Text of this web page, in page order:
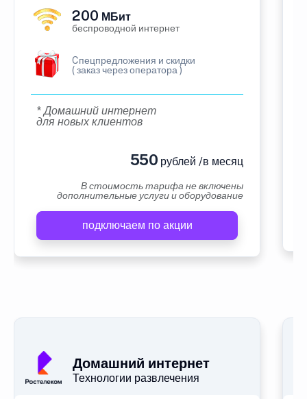
200 МБит
беспроводной интернет
Cпецпредложения и скидки
( заказ через оператора )
* Домашний интернет
для новых клиентов
550 рублей /в месяц
В стоимость тарифа не включены
дополнительные услуги и оборудование
подключаем по акции
Домашний интернет
Технологии развлечения